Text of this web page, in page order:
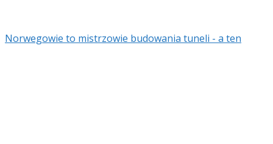
Norwegowie to mistrzowie budowania tuneli - a ten